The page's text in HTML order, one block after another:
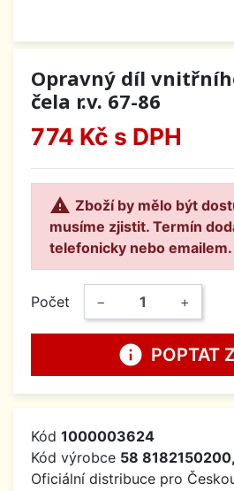
Opravný díl
čela r.v. 67-86
774 Kč s DPH
 Zboží by mělo být
musíme zjistit. Termín
telefonicky nebo emailem.
Počet − +
info POPTAT
Kód 1000003624
Kód výrobce 58
Oficiální distribuce pro